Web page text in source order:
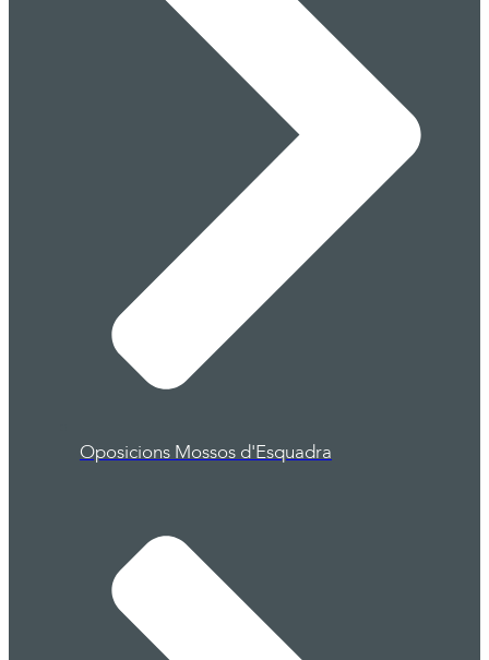
Oposicions Mossos d'Esquadra